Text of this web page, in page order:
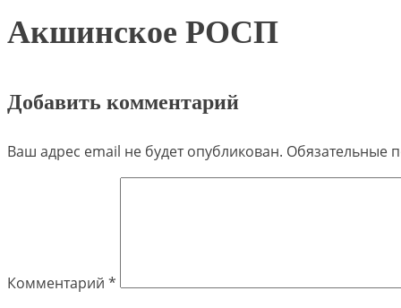
Акшинское РОСП
Добавить комментарий
Ваш адрес email не будет опубликован. Обязательные
Комментарий *